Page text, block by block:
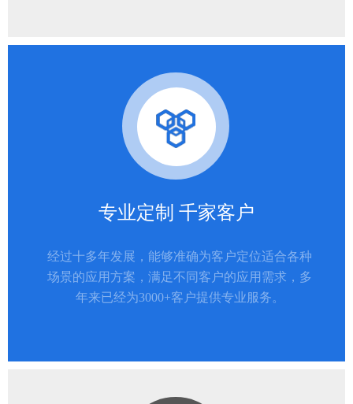
专业定制 千家客户
经过十多年发展，能够准确为客户定位适合各种
场景的应用方案，满足不同客户的应用需求，多
年来已经为3000+客户提供专业服务。